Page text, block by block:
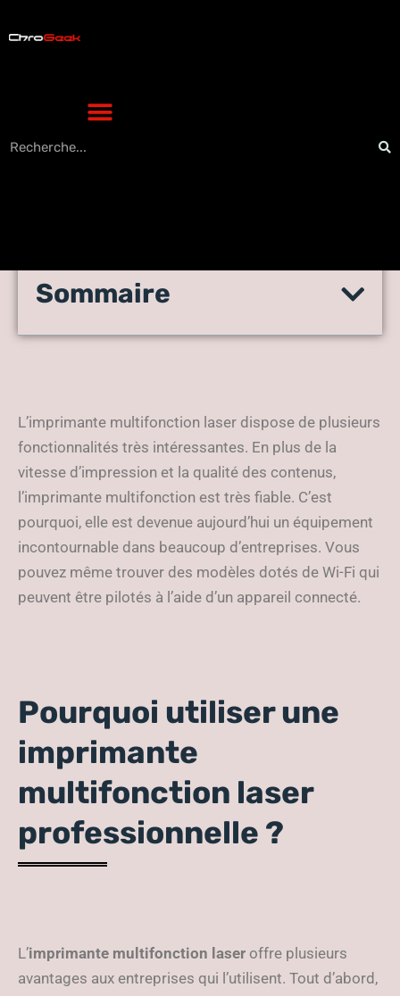
multifonction laser
Sommaire
L’imprimante multifonction laser dispose de plusieurs
fonctionnalités très intéressantes. En plus de la
vitesse d’impression et la qualité des contenus,
l’imprimante multifonction est très fiable. C’est
pourquoi, elle est devenue aujourd’hui un équipement
incontournable dans beaucoup d’entreprises. Vous
pouvez même trouver des modèles dotés de Wi-Fi qui
peuvent être pilotés à l’aide d’un appareil connecté.
Pourquoi utiliser une
imprimante
multifonction laser
professionnelle ?
L’imprimante multifonction laser offre plusieurs
avantages aux entreprises qui l’utilisent. Tout d’abord,